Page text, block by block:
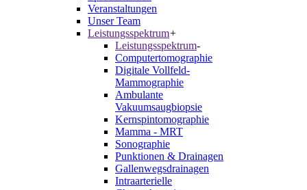
Veranstaltungen
Unser Team
Leistungsspektrum+
Leistungsspektrum-
Computertomographie
Digitale Vollfeld-
Mammographie
Ambulante
Vakuumsaugbiopsie
Kernspintomographie
Mamma - MRT
Sonographie
Punktionen & Drainagen
Gallenwegsdrainagen
Intraarterielle